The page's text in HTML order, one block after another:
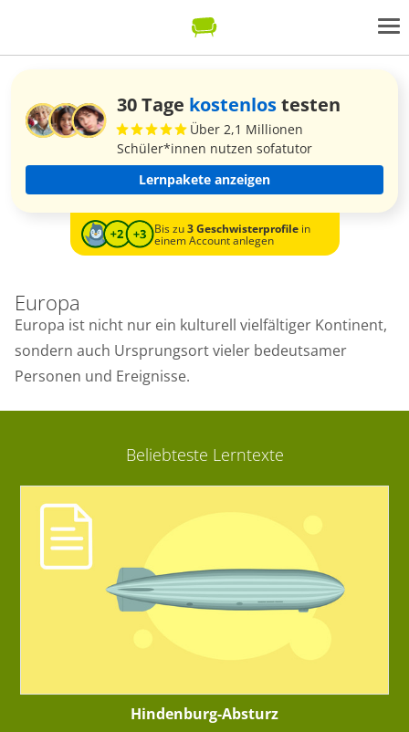
30 Tage kostenlostesten
Über 2,1 Millionen
Schüler*innen nutzen sofatutor
Lernpakete anzeigen
Bis zu3 Geschwisterprofilein
einem Account anlegen
Europa
Europa ist nicht nur ein kulturell vielfältiger Kontinent,
sondern auch Ursprungsort vieler bedeutsamer
Personen und Ereignisse.
Beliebteste Lerntexte
Hindenburg-Absturz